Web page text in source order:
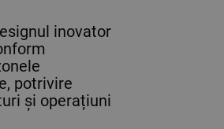
inovator
potrivire
și operațiuni